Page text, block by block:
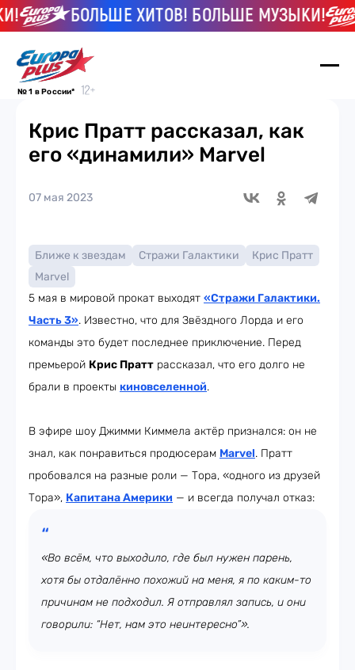
БОЛЬШЕ ХИТОВ! БОЛЬШЕ МУЗЫКИ!
№ 1 в России*
Крис Пратт рассказал, как
его «динамили» Marvel
07 мая 2023
Ближе к звездам Стражи Галактики
Крис Пратт
Marvel
5 мая в мировой прокат выходят «Стражи Галактики.
Часть 3». Известно, что для Звёздного Лорда и его
команды это будет последнее приключение. Перед
премьерой Крис Пратт рассказал, что его долго не
брали в проекты киновселенной.
В эфире шоу Джимми Киммела актёр признался: он не
знал, как понравиться продюсерам Marvel. Пратт
пробовался на разные роли — Тора, «одного из друзей
Тора», Капитана Америки — и всегда получал отказ:
«Во всём, что выходило, где был нужен парень,
хотя бы отдалённо похожий на меня, я по каким-то
причинам не подходил. Я отправлял запись, и они
говорили: “Нет, нам это неинтересно”».